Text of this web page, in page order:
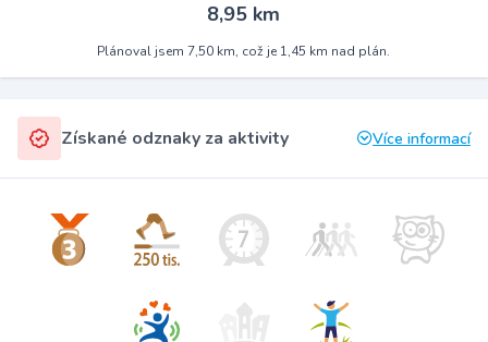
8,95 km
Plánoval jsem 7,50 km, což je 1,45 km nad plán.
Získané odznaky za aktivity Více informací